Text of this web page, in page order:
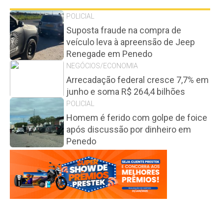
POLICIAL
Suposta fraude na compra de
veículo leva à apreensão de Jeep
Renegade em Penedo
NEGÓCIOS/ECONOMIA
Arrecadação federal cresce 7,7% em
junho e soma R$ 264,4 bilhões
POLICIAL
Homem é ferido com golpe de foice
após discussão por dinheiro em
Penedo